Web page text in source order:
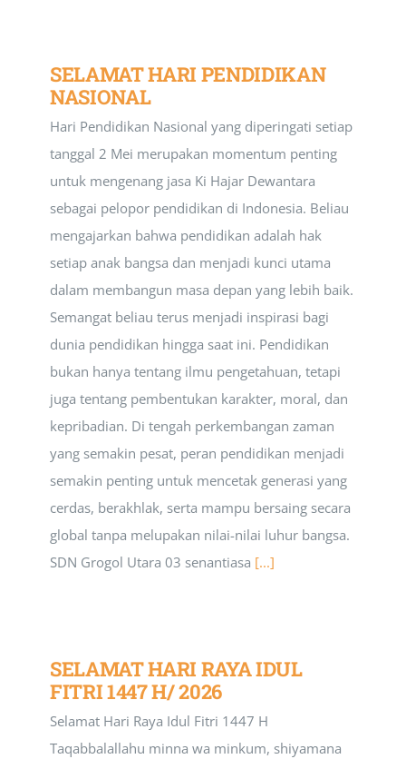
SELAMAT HARI PENDIDIKAN
NASIONAL
Hari Pendidikan Nasional yang diperingati setiap
tanggal 2 Mei merupakan momentum penting
untuk mengenang jasa Ki Hajar Dewantara
sebagai pelopor pendidikan di Indonesia. Beliau
mengajarkan bahwa pendidikan adalah hak
setiap anak bangsa dan menjadi kunci utama
dalam membangun masa depan yang lebih baik.
Semangat beliau terus menjadi inspirasi bagi
dunia pendidikan hingga saat ini. Pendidikan
bukan hanya tentang ilmu pengetahuan, tetapi
juga tentang pembentukan karakter, moral, dan
kepribadian. Di tengah perkembangan zaman
yang semakin pesat, peran pendidikan menjadi
semakin penting untuk mencetak generasi yang
cerdas, berakhlak, serta mampu bersaing secara
global tanpa melupakan nilai-nilai luhur bangsa.
SDN Grogol Utara 03 senantiasa [...]
SELAMAT HARI RAYA IDUL
FITRI 1447 H/ 2026
Selamat Hari Raya Idul Fitri 1447 H
Taqabbalallahu minna wa minkum, shiyamana